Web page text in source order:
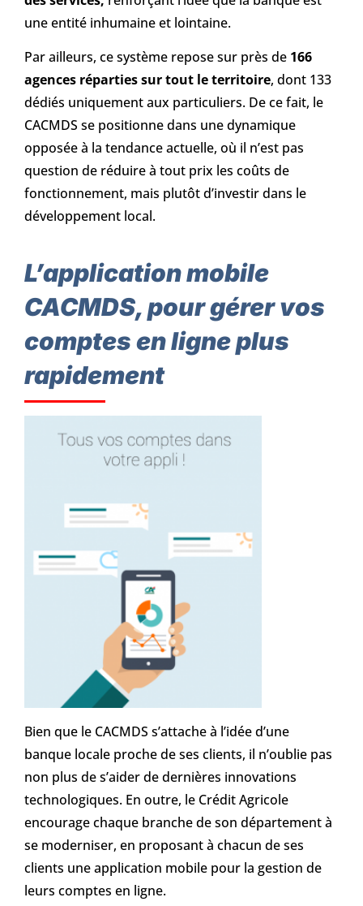
une entité inhumaine et lointaine.
Par ailleurs, ce système repose sur près de 166
agences réparties sur tout le territoire, dont 133
dédiés uniquement aux particuliers. De ce fait, le
CACMDS se positionne dans une dynamique
opposée à la tendance actuelle, où il n’est pas
question de réduire à tout prix les coûts de
fonctionnement, mais plutôt d’investir dans le
développement local.
L’application mobile
CACMDS, pour gérer vos
comptes en ligne plus
rapidement
Bien que le CACMDS s’attache à l’idée d’une
banque locale proche de ses clients, il n’oublie pas
non plus de s’aider de dernières innovations
technologiques. En outre, le Crédit Agricole
encourage chaque branche de son département à
se moderniser, en proposant à chacun de ses
clients une application mobile pour la gestion de
leurs comptes en ligne.